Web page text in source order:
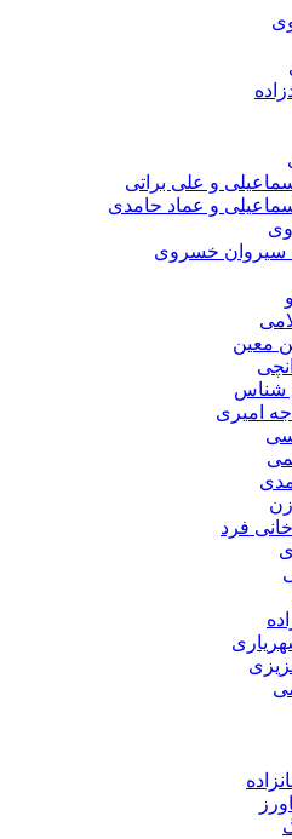
و علی براتی
و عماد حامدی
سیروان خسروی
معین
شناس
امیری
خانی فرد